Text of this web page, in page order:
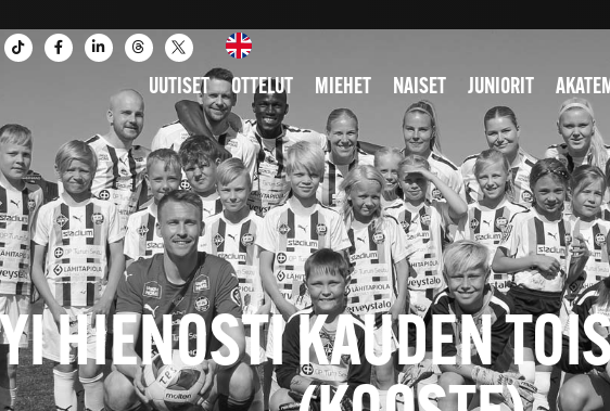
UUTISET OTTELUT MIEHET NAISET JUNIORIT
HIENOSTI KAUDEN